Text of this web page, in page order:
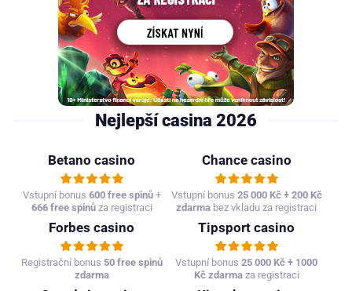
Nejlepší casina 2026
Betano casino
Vstupní bonus 600 free spinů+
666 free spinůza registraci
Chance casino
Vstupní bonus 25 000 Kč + 200 Kč
zdarma bez vkladu za registraci
Forbes casino
Registrační bonus 50 free spinů
zdarma
Tipsport casino
Vstupní bonus 25 000 Kč + 1000
Kč zdarmaza registraci